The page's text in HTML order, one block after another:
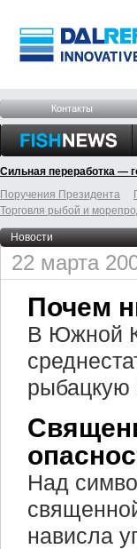
Контакты
Сильная переработка —
Поручения Президента
Торговля рыбой и
Новости
22 марта
Почем
В Южной
рыбацкую
Над
нависла